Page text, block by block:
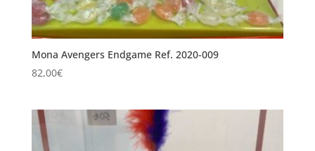
Mona Avengers Endgame Ref. 2020-009
82,00€